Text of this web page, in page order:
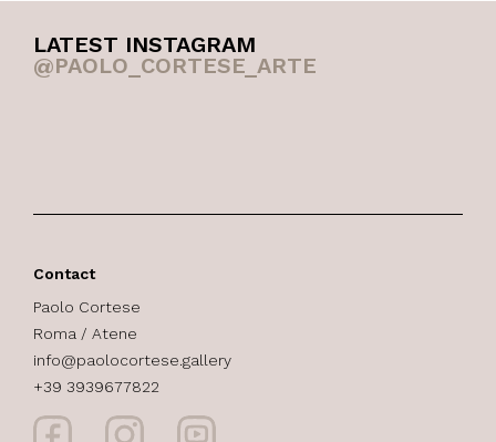
LATEST INSTAGRAM
@PAOLO_CORTESE_ARTE
Contact
Paolo Cortese
Roma / Atene
info@paolocortese.gallery
+39 3939677822